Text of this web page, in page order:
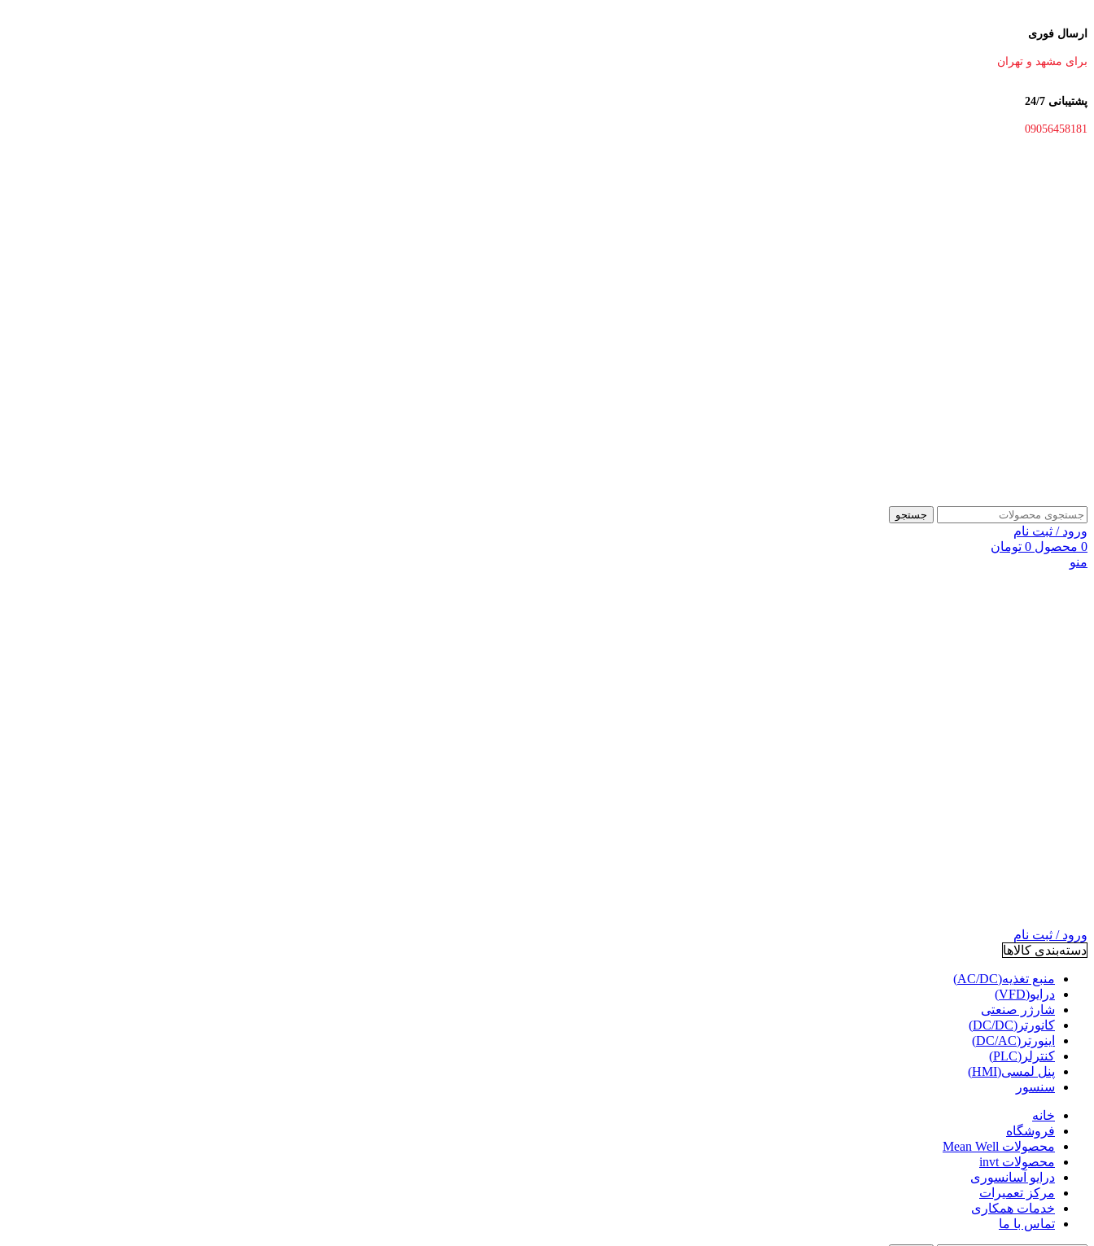
ارسال فوری
برای مشهد و تهران
پشتیبانی 24/7
09056458181
جستجو
ورود / ثبت نام
0 محصول 0 تومان
منو
ورود / ثبت نام
دسته‌بندی کالاها
منبع تغذیه(AC/DC)
درایو(VFD)
شارژر صنعتی
کانورتر(DC/DC)
اینورتر(DC/AC)
کنترلر(PLC)
پنل لمسی(HMI)
سنسور
خانه
فروشگاه
محصولات Mean Well
محصولات invt
درایو آسانسوری
مرکز تعمیرات
خدمات همکاری
تماس با ما